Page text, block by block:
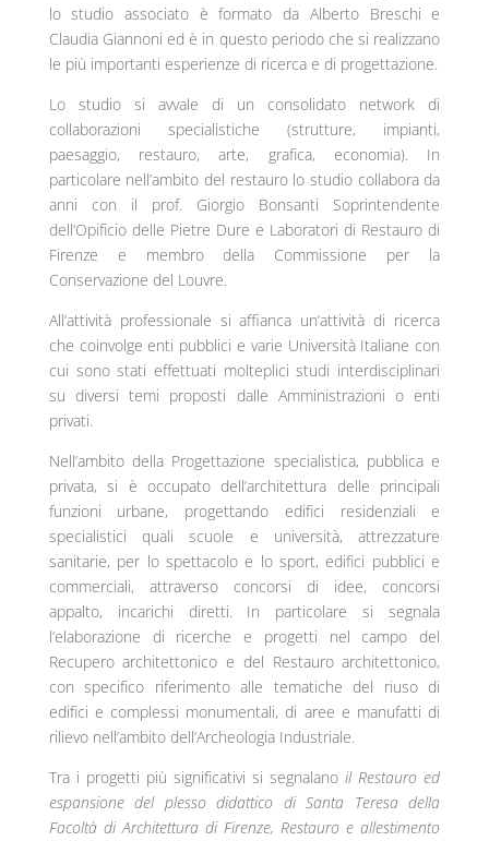
lo studio associato è formato da Alberto Breschi e
Claudia Giannoni ed è in questo periodo che si realizzano
le più importanti esperienze di ricerca e di progettazione.
Lo studio si avvale di un consolidato network di
collaborazioni specialistiche (strutture, impianti,
paesaggio, restauro, arte, grafica, economia). In
particolare nell’ambito del restauro lo studio collabora da
anni con il prof. Giorgio Bonsanti Soprintendente
dell’Opificio delle Pietre Dure e Laboratori di Restauro di
Firenze e membro della Commissione per la
Conservazione del Louvre.
All’attività professionale si affianca un’attività di ricerca
che coinvolge enti pubblici e varie Università Italiane con
cui sono stati effettuati molteplici studi interdisciplinari
su diversi temi proposti dalle Amministrazioni o enti
privati.
Nell’ambito della Progettazione specialistica, pubblica e
privata, si è occupato dell’architettura delle principali
funzioni urbane, progettando edifici residenziali e
specialistici quali scuole e università, attrezzature
sanitarie, per lo spettacolo e lo sport, edifici pubblici e
commerciali, attraverso concorsi di idee, concorsi
appalto, incarichi diretti. In particolare si segnala
l’elaborazione di ricerche e progetti nel campo del
Recupero architettonico e del Restauro architettonico,
con specifico riferimento alle tematiche del riuso di
edifici e complessi monumentali, di aree e manufatti di
rilievo nell’ambito dell’Archeologia Industriale.
Tra i progetti più significativi si segnalanoil Restauro ed
espansione del plesso didattico di Santa Teresa della
Facoltà di Architettura di Firenze, Restauro e allestimento